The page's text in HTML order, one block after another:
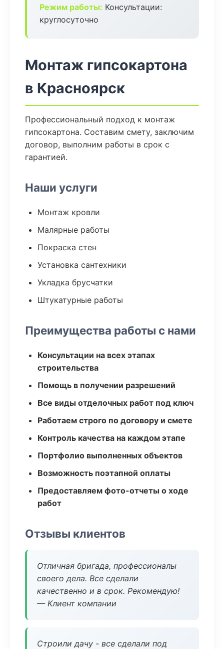
Режим работы: Консультации:
круглосуточно
Монтаж гипсокартона
в Красноярск
Профессиональный подход к монтаж
гипсокартона. Составим смету, заключим
договор, выполним работы в срок с
гарантией.
Наши услуги
Монтаж кровли
Малярные работы
Покраска стен
Установка сантехники
Укладка брусчатки
Штукатурные работы
Преимущества работы с нами
Консультации на всех этапах
строительства
Помощь в получении разрешений
Все виды отделочных работ под ключ
Работаем строго по договору и смете
Контроль качества на каждом этапе
Портфолио выполненных объектов
Возможность поэтапной оплаты
Предоставляем фото-отчеты о ходе
работ
Отзывы клиентов
Отличная бригада, профессионалы
своего дела. Все сделали
качественно и в срок. Рекомендую!
— Клиент компании
Строили дачу - все сделали под